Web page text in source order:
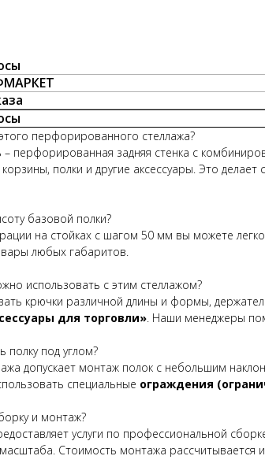
перфорированного стеллажа?
– перфорированная задняя стенка с
полки и другие аксессуары. Это
базовой полки?
на стойках с шагом 50 мм вы можете
любых габаритов.
использовать с этим стеллажом?
крючки различной длины и формы,
для торговли». Наши менеджеры
полку под углом?
допускает монтаж полок с небольшим
специальные ограждения
и монтаж?
услуги по профессиональной
Стоимость монтажа рассчитывается